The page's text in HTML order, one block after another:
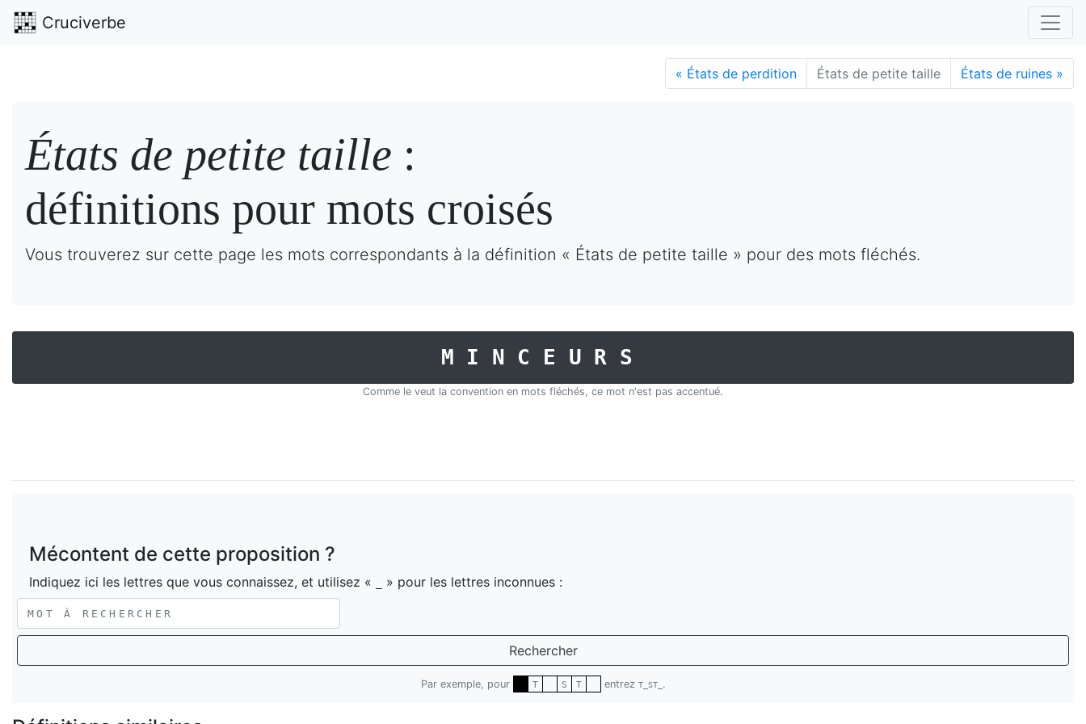
Cruciverbe
« États de perdition États de petite taille États de ruines »
États de petite taille :
définitions pour mots croisés
Vous trouverez sur cette page les mots correspondants à la définition « États de petite taille » pour des mots fléchés.
MINCEURS
Comme le veut la convention en mots fléchés, ce mot n'est pas accentué.
Mécontent de cette proposition ?
Indiquez ici les lettres que vous connaissez, et utilisez « » pour les lettres inconnues :
Rechercher
Par exemple, pour T S T entrez T_ST_ .